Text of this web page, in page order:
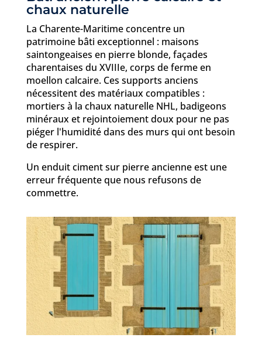
chaux naturelle
La Charente-Maritime concentre un
patrimoine bâti exceptionnel : maisons
saintongeaises en pierre blonde, façades
charentaises du XVIIIe, corps de ferme en
moellon calcaire. Ces supports anciens
nécessitent des matériaux compatibles :
mortiers à la chaux naturelle NHL, badigeons
minéraux et rejointoiement doux pour ne pas
piéger l'humidité dans des murs qui ont besoin
de respirer.
Un enduit ciment sur pierre ancienne est une
erreur fréquente que nous refusons de
commettre.